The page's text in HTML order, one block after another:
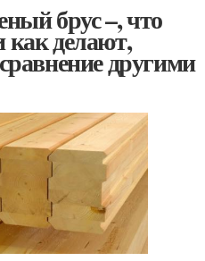
брус –, что
как делают,
другими